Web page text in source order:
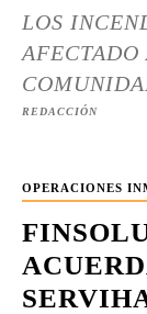
LOS
AFECTADO
REDACCIÓN
OPERACIONES